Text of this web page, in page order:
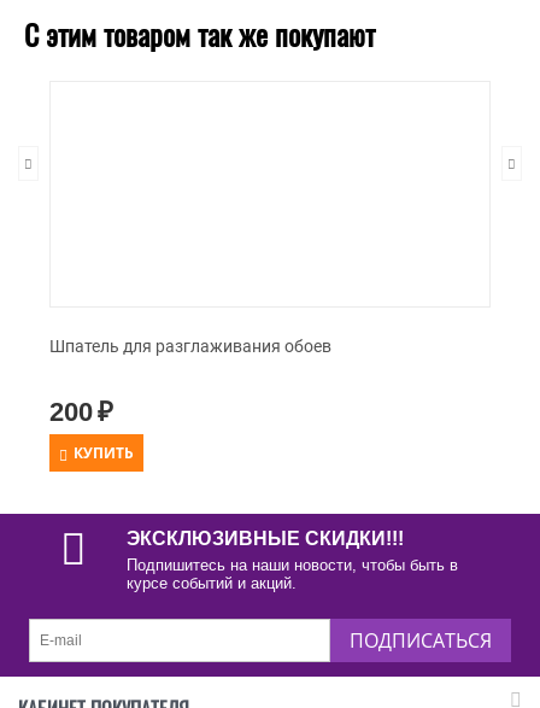
С этим товаром так же покупают
Шпатель для разглаживания обоев
200₽
КУПИТЬ
ЭКСКЛЮЗИВНЫЕ СКИДКИ!!!
Подпишитесь на наши новости, чтобы быть в
курсе событий и акций.
ПОДПИСАТЬСЯ